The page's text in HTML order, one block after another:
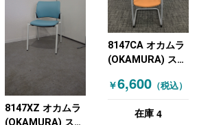
8147XZ オカムラ
(OKAMURA) スタ
8147CA オカムラ
(OKAMURA) スタ
ングチェア オレン
￥6,600（税込）
在庫 4